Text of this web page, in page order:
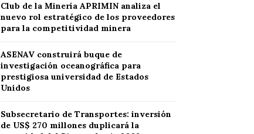
Club de la Minería APRIMIN analiza el
nuevo rol estratégico de los proveedores
para la competitividad minera
ASENAV construirá buque de
investigación oceanográfica para
prestigiosa universidad de Estados
Unidos
Subsecretario de Transportes: inversión
de US$ 270 millones duplicará la